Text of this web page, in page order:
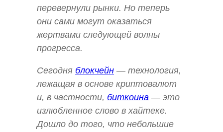
перевернули рынки. Но теперь
они сами могут оказаться
жертвами следующей волны
прогресса.
Сегодня блокчейн — технология,
лежащая в основе криптовалют
и, в частности, биткоина — это
излюбленное слово в хайтеке.
Дошло до того, что небольшие